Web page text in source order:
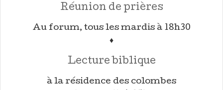
Réunion de prières
Au forum, tous les mardis à 18h30
♦
Lecture biblique
à la résidence des colombes